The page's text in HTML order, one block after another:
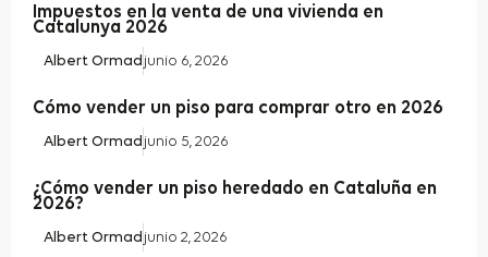
Impuestos en la venta de una vivienda en
Catalunya 2026
Albert Ormad junio 6, 2026
Cómo vender un piso para comprar otro en 2026
Albert Ormad junio 5, 2026
¿Cómo vender un piso heredado en Cataluña en
2026?
Albert Ormad junio 2, 2026